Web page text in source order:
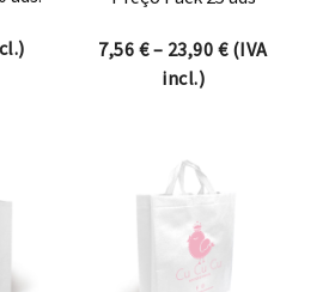
7,56 €– 23,90 €Price
(IVA
incl.)